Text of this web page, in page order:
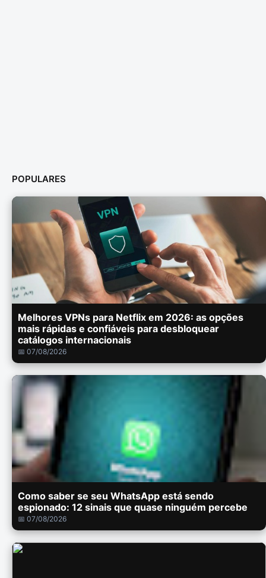
POPULARES
Melhores VPNs para Netflix em 2026: as opções
mais rápidas e confiáveis para desbloquear
catálogos internacionais
📅 07/08/2026
Como saber se seu WhatsApp está sendo
espionado: 12 sinais que quase ninguém percebe
📅 07/08/2026